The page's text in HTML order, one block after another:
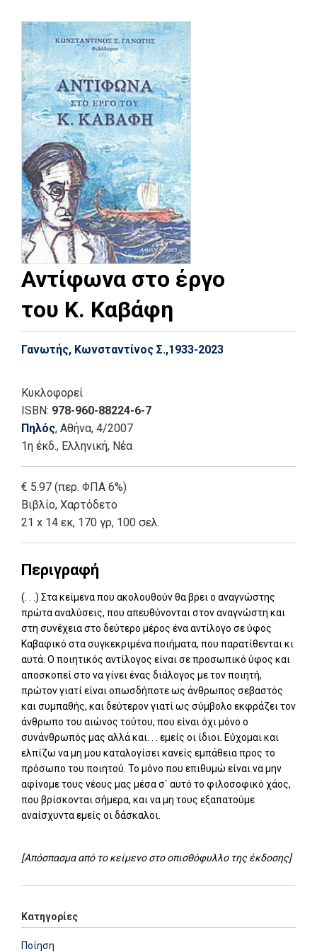
Αντίφωνα στο έργο
του Κ. Καβάφη
Γανωτής, Κωνσταντίνος Σ.,1933-2023
Κυκλοφορεί
ISBN: 978-960-88224-6-7
Πηλός, Αθήνα, 4/2007
1η έκδ., Ελληνική, Νέα
€ 5.97 (περ. ΦΠΑ 6%)
Βιβλίο, Χαρτόδετο
21 x 14 εκ, 170 γρ, 100 σελ.
Περιγραφή
(. . .) Στα κείμενα που ακολουθούν θα βρει ο αναγνώστης
πρώτα αναλύσεις, που απευθύνονται στον αναγνώστη και
στη συνέχεια στο δεύτερο μέρος ένα αντίλογο σε ύφος
Καβαφικό στα συγκεκριμένα ποιήματα, που παρατίθενται κι
αυτά. Ο ποιητικός αντίλογος είναι σε προσωπικό ύφος και
αποσκοπεί στο να γίνει ένας διάλογος με τον ποιητή,
πρώτον γιατί είναι οπωσδήποτε ως άνθρωπος σεβαστός
και συμπαθής, και δεύτερον γιατί ως σύμβολο εκφράζει τον
άνθρωπο του αιώνος τούτου, που είναι όχι μόνο ο
συνάνθρωπός μας αλλά και. . . εμείς οι ίδιοι. Εύχομαι και
ελπίζω να μη μου καταλογίσει κανείς εμπάθεια προς το
πρόσωπο του ποιητού. Το μόνο που επιθυμώ είναι να μην
αφίνομε τους νέους μας μέσα σ` αυτό το φιλοσοφικό χάος,
που βρίσκονται σήμερα, και να μη τους εξαπατούμε
αναίσχυντα εμείς οι δάσκαλοι.
[Απόσπασμα από το κείμενο στο οπισθόφυλλο της έκδοσης]
Κατηγορίες
Ποίηση